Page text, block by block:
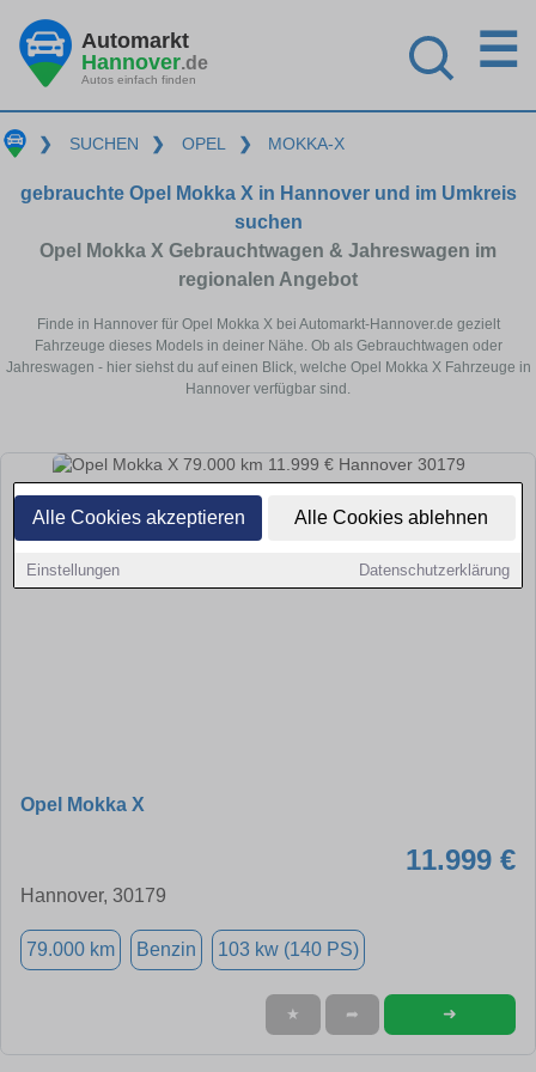
Alle Cookies akzeptieren Alle Cookies ablehnen
Einstellungen Datenschutzerklärung
Automarkt
Hannover.de
Autos einfach finden
☰
❯ SUCHEN ❯ OPEL ❯ MOKKA-X
gebrauchte Opel Mokka X in Hannover und im Umkreis
suchen
Opel Mokka X Gebrauchtwagen & Jahreswagen im
regionalen Angebot
Finde in Hannover für Opel Mokka X bei Automarkt-Hannover.de gezielt
Fahrzeuge dieses Models in deiner Nähe. Ob als Gebrauchtwagen oder
Jahreswagen - hier siehst du auf einen Blick, welche Opel Mokka X Fahrzeuge in
Hannover verfügbar sind.
Opel Mokka X
11.999 €
Hannover, 30179
79.000 km Benzin 103 kw (140 PS)
★ ➦ ➜